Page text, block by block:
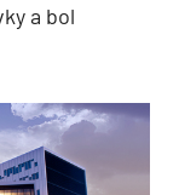
a bol